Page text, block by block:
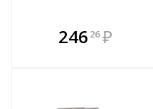
246 26 ₽
В комплекте
всегда выгоднее!